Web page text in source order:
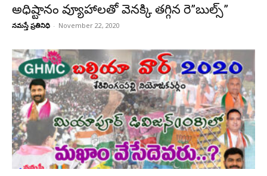
అధిష్టానం వ్యూహాలతో వెనక్కి తగ్గిన రె”బుల్స్”
నమస్తే ప్రతినిధి - November 22, 2020